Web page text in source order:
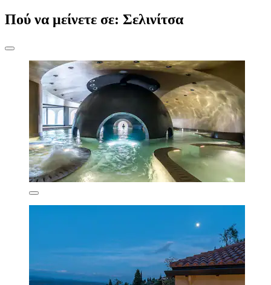
Πού να μείνετε σε: Σελινίτσα